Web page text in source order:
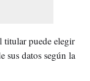
titular puede elegir
sus datos según la